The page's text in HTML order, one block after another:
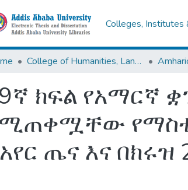
Colleges, Institutes
College of Humanities, Language Studies, Journalism & Communication
ክፍል የአማርኛ
ጤና እና